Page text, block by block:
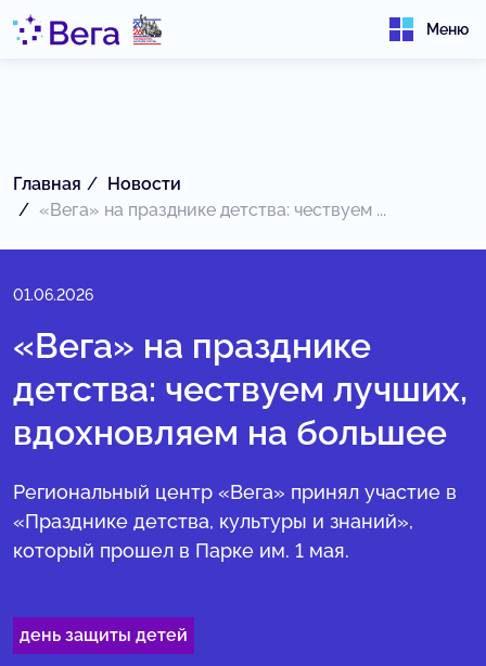
Меню
Главная
Новости
«Вега» на празднике детства: чествуем ...
01.06.2026
«Вега» на празднике
детства: чествуем лучших,
вдохновляем на большее
Региональный центр «Вега» принял участие в
«Празднике детства, культуры и знаний»,
который прошел в Парке им. 1 мая.
день защиты детей